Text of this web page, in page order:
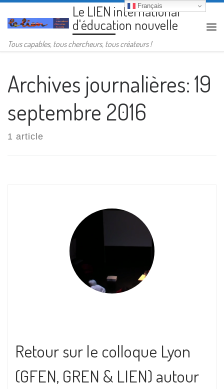
Passer au contenuLe LIEN international
d'éducation nouvelle
Tous capables, tous chercheurs, tous créateurs !
Archives journalières:19
septembre 2016
1 article
Retour sur le colloque Lyon
(GFEN, GREN & LIEN) autour
Français